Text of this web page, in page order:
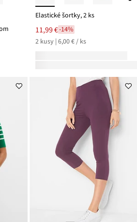
Elastické šortky, 2 ks
11,99 €-14%
2 kusy | 6,00 € / ks